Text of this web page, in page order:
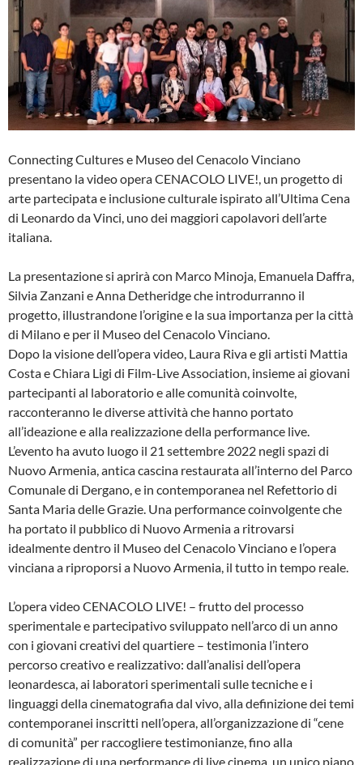
Connecting Cultures e Museo del Cenacolo Vinciano
presentano la video opera CENACOLO LIVE!, un progetto di
arte partecipata e inclusione culturale ispirato all’Ultima Cena
di Leonardo da Vinci, uno dei maggiori capolavori dell’arte
italiana.
La presentazione si aprirà con Marco Minoja, Emanuela Daffra,
Silvia Zanzani e Anna Detheridge che introdurranno il
progetto, illustrandone l’origine e la sua importanza per la città
di Milano e per il Museo del Cenacolo Vinciano.
Dopo la visione dell’opera video, Laura Riva e gli artisti Mattia
Costa e Chiara Ligi di Film-Live Association, insieme ai giovani
partecipanti al laboratorio e alle comunità coinvolte,
racconteranno le diverse attività che hanno portato
all’ideazione e alla realizzazione della performance live.
L’evento ha avuto luogo il 21 settembre 2022 negli spazi di
Nuovo Armenia, antica cascina restaurata all’interno del Parco
Comunale di Dergano, e in contemporanea nel Refettorio di
Santa Maria delle Grazie. Una performance coinvolgente che
ha portato il pubblico di Nuovo Armenia a ritrovarsi
idealmente dentro il Museo del Cenacolo Vinciano e l’opera
vinciana a riproporsi a Nuovo Armenia, il tutto in tempo reale.
L’opera video CENACOLO LIVE! – frutto del processo
sperimentale e partecipativo sviluppato nell’arco di un anno
con i giovani creativi del quartiere – testimonia l’intero
percorso creativo e realizzativo: dall’analisi dell’opera
leonardesca, ai laboratori sperimentali sulle tecniche e i
linguaggi della cinematografia dal vivo, alla definizione dei temi
contemporanei inscritti nell’opera, all’organizzazione di “cene
di comunità” per raccogliere testimonianze, fino alla
realizzazione di una performance di live cinema, un unico piano